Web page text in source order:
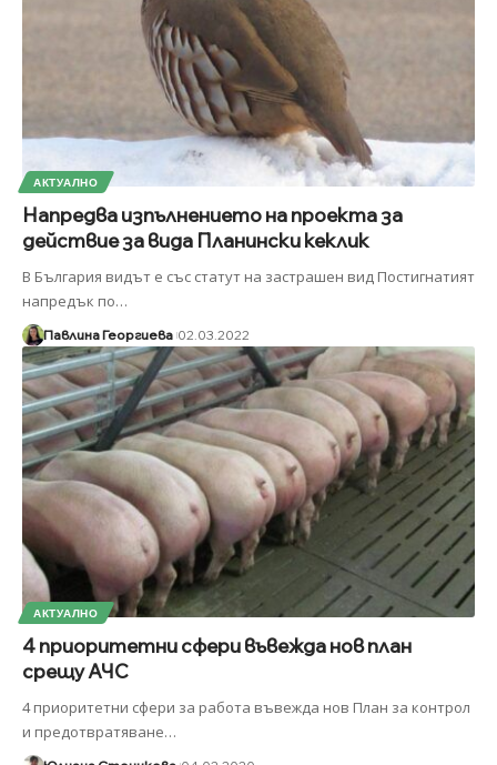
АКТУАЛНО
Напредва изпълнението на проекта за
действие за вида Планински кеклик
В България видът е със статут на застрашен вид Постигнатият
напредък по…
Павлина Георгиева 02.03.2022
АКТУАЛНО
4 приоритетни сфери въвежда нов план
срещу АЧС
4 приоритетни сфери за работа въвежда нов План за контрол
и предотвратяване…